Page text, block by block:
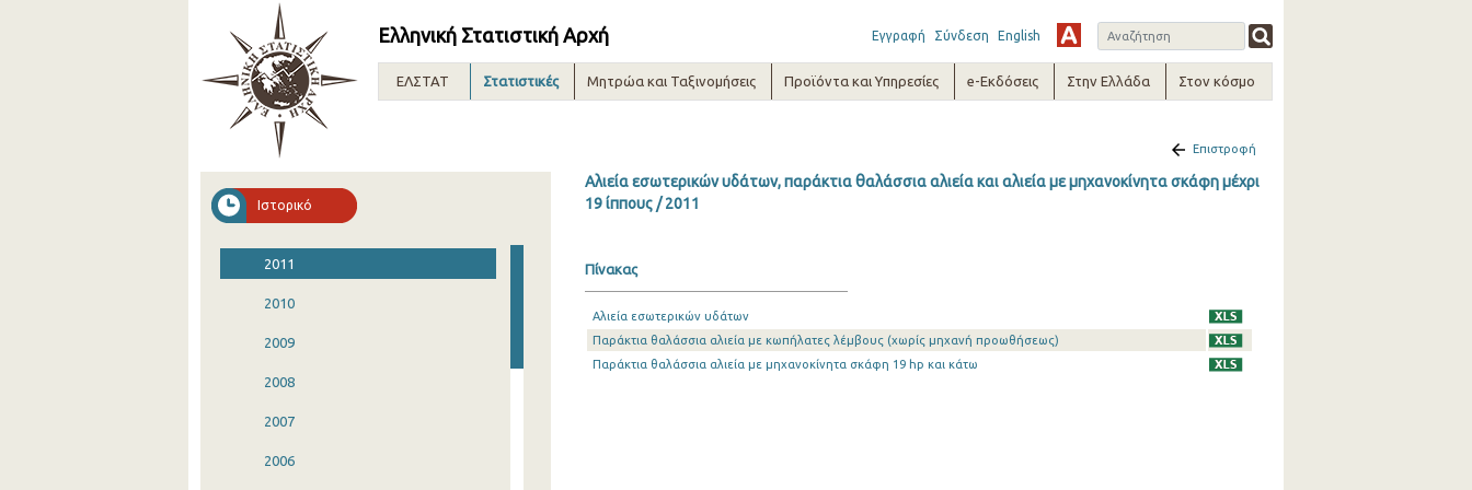
Ελληνική Στατιστική Αρχή Εγγραφή Σύνδεση English
ΕΛΣΤΑΤ Στατιστικές Μητρώα και Ταξινομήσεις Προϊόντα και Υπηρεσίες e-Εκδόσεις Στην Ελλάδα Στον κόσμο
Ιστορικό
2011
2010
2009
2008
2007
2006
Επιστροφή
Αλιεία εσωτερικών υδάτων, παράκτια θαλάσσια αλιεία και αλιεία με μηχανοκίνητα σκάφη μέχρι
19 ίππους / 2011
Πίνακας
Αλιεία εσωτερικών υδάτων
Παράκτια θαλάσσια αλιεία με κωπήλατες λέμβους (χωρίς μηχανή προωθήσεως)
Παράκτια θαλάσσια αλιεία με μηχανοκίνητα σκάφη 19 hp και κάτω